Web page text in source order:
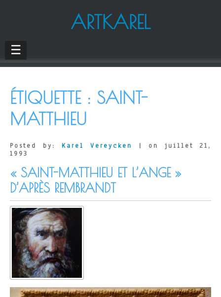
ARTKAREL
☰
ÉTIQUETTE : SAINT-
MATTHIEU
Posted by: Karel Vereycken
| on juillet 21,
1993
« SAINT-MATTHIEU ET L’ANGE »
D’APRÈS REMBRANDT